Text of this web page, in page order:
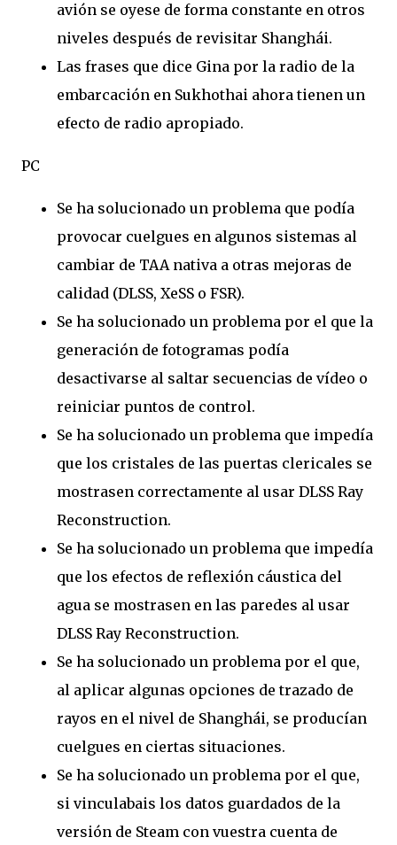
avión se oyese de forma constante en otros
niveles después de revisitar Shanghái.
Las frases que dice Gina por la radio de la
embarcación en Sukhothai ahora tienen un
efecto de radio apropiado.
PC
Se ha solucionado un problema que podía
provocar cuelgues en algunos sistemas al
cambiar de TAA nativa a otras mejoras de
calidad (DLSS, XeSS o FSR).
Se ha solucionado un problema por el que la
generación de fotogramas podía
desactivarse al saltar secuencias de vídeo o
reiniciar puntos de control.
Se ha solucionado un problema que impedía
que los cristales de las puertas clericales se
mostrasen correctamente al usar DLSS Ray
Reconstruction.
Se ha solucionado un problema que impedía
que los efectos de reflexión cáustica del
agua se mostrasen en las paredes al usar
DLSS Ray Reconstruction.
Se ha solucionado un problema por el que,
al aplicar algunas opciones de trazado de
rayos en el nivel de Shanghái, se producían
cuelgues en ciertas situaciones.
Se ha solucionado un problema por el que,
si vinculabais los datos guardados de la
versión de Steam con vuestra cuenta de